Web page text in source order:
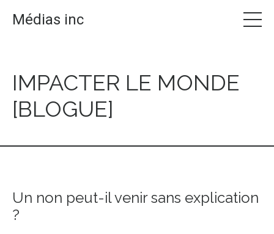
Médias inc
IMPACTER LE MONDE
[BLOGUE]
Un non peut-il venir sans explication
?